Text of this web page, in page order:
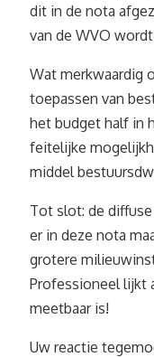
dit in de nota
van de WVO
Wat merkwaardig
toepassen van
het budget half in
feitelijke
middel
Tot slot: de
er in deze nota
grotere
Professioneel lijkt
meetbaar is!
Uw reactie